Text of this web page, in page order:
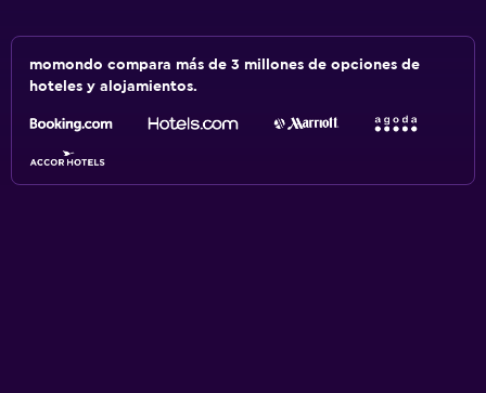
momondo compara más de 3 millones de opciones de
hoteles y alojamientos.